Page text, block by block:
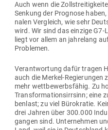
Auch wenn die
Senkung der Pro­gnose
nalen Ver­gleich, wie sehr
wird. Wir sind das einzige
liegt vor allem an jah­relang
Problemen.
Ver­ant­wortung dafür tragen
auch die Merkel-Regie­rungen
mehr wett­be­werbs­fähig. Zu
Trans­for­ma­ti­ons­irrsinn; eine
benlast; zu viel Büro­kratie.
drei Jahren über 300.000
gangen sind. Unter­nehmen